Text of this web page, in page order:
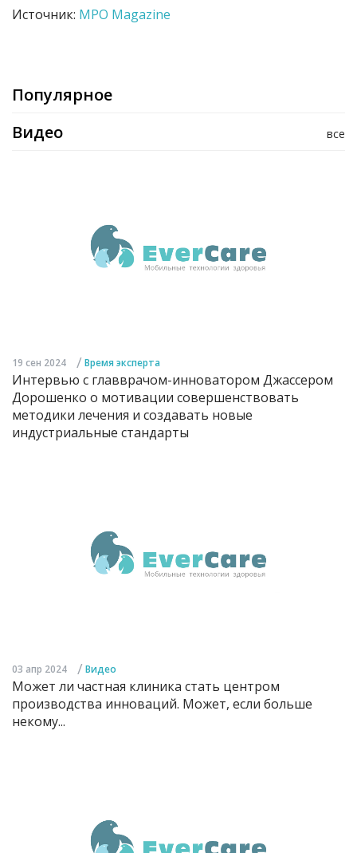
Источник: MPO Magazine
Популярное
все
Видео
19 сен 2024 / Время эксперта
Интервью с главврачом-инноватором Джассером
Дорошенко о мотивации совершенствовать
методики лечения и создавать новые
индустриальные стандарты
03 апр 2024 / Видео
Может ли частная клиника стать центром
производства инноваций. Может, если больше
некому...